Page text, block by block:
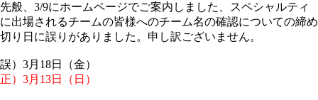
先般、3/9にホームページでご案内しました、スペシャルティ
に出場されるチームの皆様へのチーム名の確認についての締め
切り日に誤りがありました。申し訳ございません。
誤）3月18日（金）
正）3月13日（日）